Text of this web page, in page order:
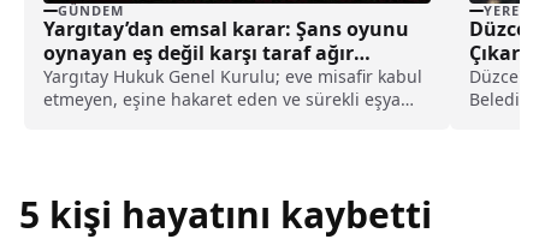
GÜNDEM
Yargıtay’dan emsal karar: Şans oyunu
oynayan eş değil karşı taraf ağır
kusurlu sayıldı
Yargıtay Hukuk Genel Kurulu; eve misafir kabul
etmeyen, eşine hakaret eden ve sürekli eşya
YEREL
5 kişi hayatını kaybetti